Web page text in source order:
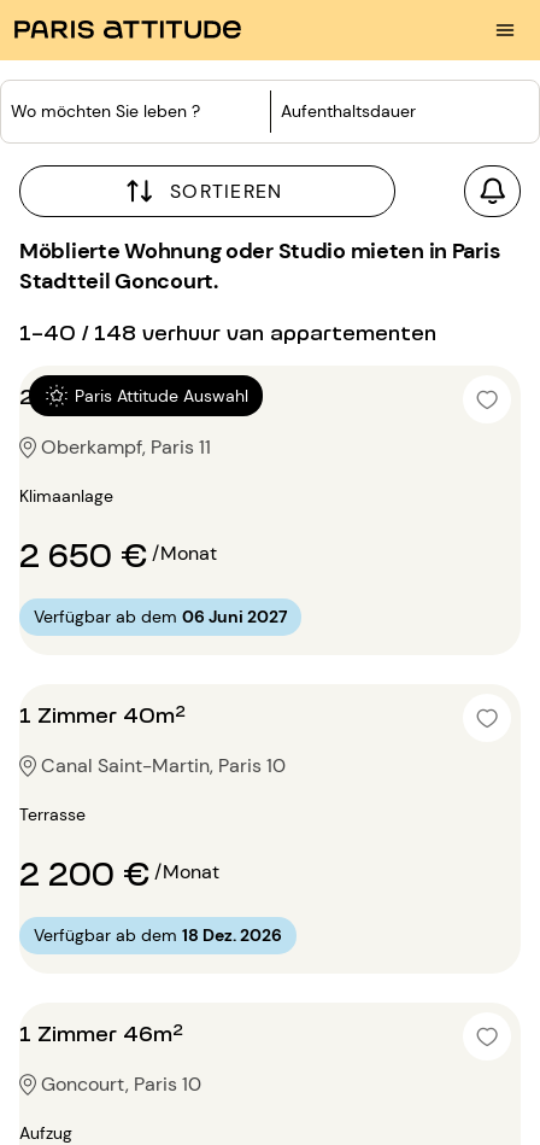
Wo möchten Sie leben ? Aufenthaltsdauer
SORTIEREN
Möblierte Wohnung oder Studio mieten in Paris
Stadtteil Goncourt.
1-40 / 148 verhuur van appartementen
Paris Attitude Auswahl
2 Zimmer 56m²
Oberkampf, Paris 11
Klimaanlage
2 650 €/Monat
Verfügbar ab dem 06 Juni 2027
1 Zimmer 40m²
Canal Saint-Martin, Paris 10
Terrasse
2 200 €/Monat
Verfügbar ab dem 18 Dez. 2026
1 Zimmer 46m²
Goncourt, Paris 10
Aufzug